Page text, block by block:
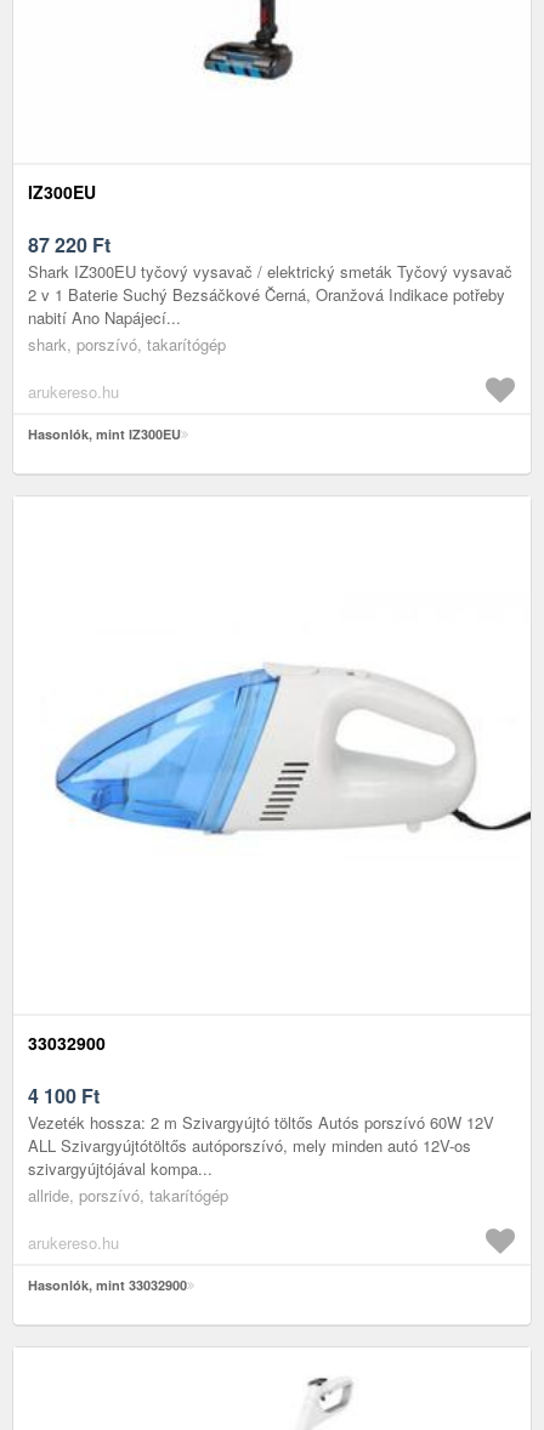
IZ300EU
87 220 Ft
Shark IZ300EU tyčový vysavač / elektrický smeták Tyčový vysavač
2 v 1 Baterie Suchý Bezsáčkové Černá, Oranžová Indikace potřeby
nabití Ano Napájecí...
shark, porszívó, takarítógép
arukereso.hu
Hasonlók, mint IZ300EU
33032900
4 100 Ft
Vezeték hossza: 2 m Szivargyújtó töltős Autós porszívó 60W 12V
ALL Szivargyújtótöltős autóporszívó, mely minden autó 12V-os
szivargyújtójával kompa...
allride, porszívó, takarítógép
arukereso.hu
Hasonlók, mint 33032900